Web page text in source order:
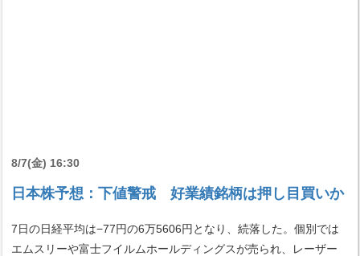
8/7(金) 16:30
日本株予想：下値警戒 好業績銘柄は押し目買いか
7日の日経平均は−77円の6万5606円となり、続落した。個別では
エムスリーや富士フイルムホールディングスが売られ、レーザー